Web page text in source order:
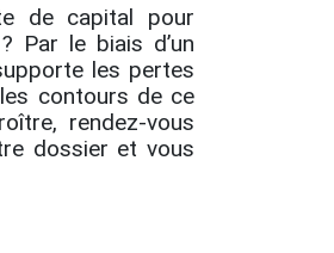
de capital pour
Par le biais d’un
les pertes
contours de ce
rendez-vous
dossier et vous